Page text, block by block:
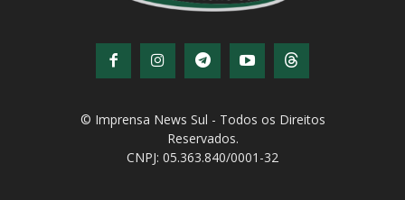
© Imprensa News Sul - Todos os Direitos
CNPJ: 05.363.840/0001-32
© Copyright - Todos os direitos reservados!
Desenvolvido porQiNetcom Agência Digital